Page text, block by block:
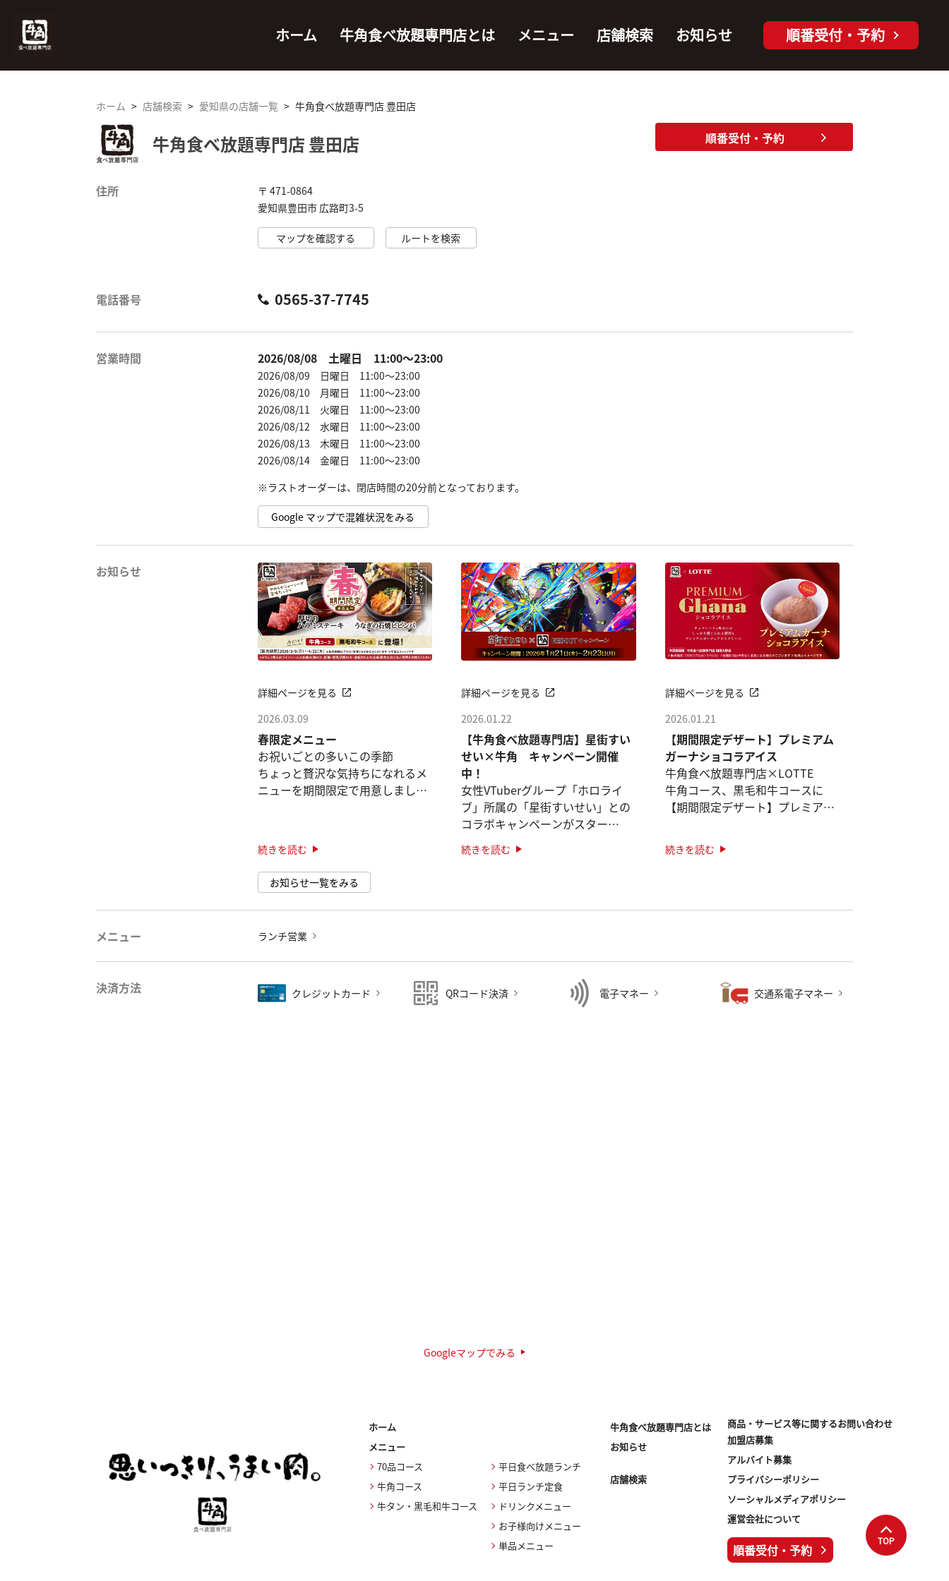
ホーム 牛角食べ放題専門店とは メニュー 店舗検索 お知らせ 順番受付・予約
ホーム > 店舗検索 > 愛知県の店舗一覧 > 牛角食べ放題専門店 豊田店
牛角食べ放題専門店 豊田店
住所
〒 471-0864
愛知県豊田市 広路町3-5
マップを確認する ルートを検索
順番受付・予約
電話番号 0565-37-7745
営業時間 2026/08/08 土曜日 11:00～23:00
2026/08/09 日曜日 11:00～23:00
2026/08/10 月曜日 11:00～23:00
2026/08/11 火曜日 11:00～23:00
2026/08/12 水曜日 11:00～23:00
2026/08/13 木曜日 11:00～23:00
2026/08/14 金曜日 11:00～23:00
Google マップで混雑状況をみる
お知らせ
詳細ページを見る
2026.03.09
春限定メニュー
お祝いごとの多いこの季節
ちょっと贅沢な気持ちになれるメ
ニューを期間限定で用意しました
ス」が対象です。
●焼肉×うなぎ「うなぎの石焼ビ
ビンバ」
焼肉の定番、石焼ビビン ···
続きを読む
詳細ページを見る
2026.01.22
【牛角食べ放題専門店】星街すい
せい×牛角 キャンペーン開催
中！
女性VTuberグループ「ホロライ
ブ」所属の「星街すいせい」との
コラボキャンペーンがスター
ト！！
「星街すいせいセレクト盛り」
続きを読む
詳細ページを見る
2026.01.21
【期間限定デザート】プレミアム
ガーナショコラアイス
牛角食べ放題専門店×LOTTE
牛角コース、黒毛和牛コースに
【期間限定デザート】プレミアム
※2026年3月31日までの期間限定
では販 ···
続きを読む
お知らせ一覧をみる
メニュー ランチ営業
決済方法 クレジットカード QRコード決済 電子マネー 交通系電子マネー
Googleマップでみる
TOP
ホーム
メニュー
70品コース
牛角コース
牛タン・黒毛和牛コース
平日食べ放題ランチ
平日ランチ定食
ドリンクメニュー
お子様向けメニュー
単品メニュー
牛角食べ放題専門店とは
お知らせ
店舗検索
商品・サービス等に関するお問い合わせ
加盟店募集
アルバイト募集
プライバシーポリシー
ソーシャルメディアポリシー
運営会社について
順番受付・予約